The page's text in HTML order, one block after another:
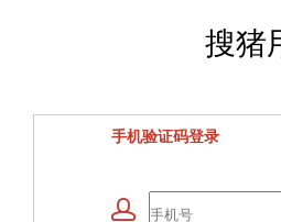
搜猪
手机验证码登录
